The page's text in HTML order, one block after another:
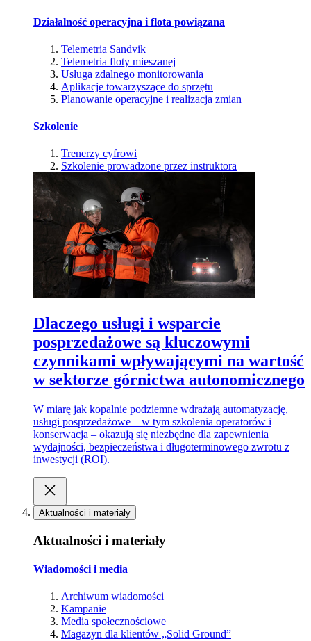
Działalność operacyjna i flota powiązana
Telemetria Sandvik
Telemetria floty mieszanej
Usługa zdalnego monitorowania
Aplikacje towarzyszące do sprzętu
Planowanie operacyjne i realizacja zmian
Szkolenie
Trenerzy cyfrowi
Szkolenie prowadzone przez instruktora
Dlaczego usługi i wsparcie
posprzedażowe są kluczowymi
czynnikami wpływającymi na wartość
w sektorze górnictwa autonomicznego
W miarę jak kopalnie podziemne wdrażają automatyzację,
usługi posprzedażowe – w tym szkolenia operatorów i
konserwacja – okazują się niezbędne dla zapewnienia
wydajności, bezpieczeństwa i długoterminowego zwrotu z
inwestycji (ROI).
Aktualności i materiały
Aktualności i materiały
Wiadomości i media
Archiwum wiadomości
Kampanie
Media społecznościowe
Magazyn dla klientów „Solid Ground”